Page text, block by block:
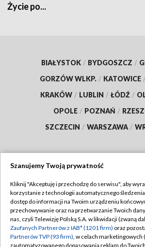
Życie po...
BIAŁYSTOK / BYDGOSZCZ /
GORZÓW WLKP. / KATOWICE
KRAKÓW / LUBLIN / ŁÓDŹ /
OPOLE / POZNAŃ /
SZCZECIN / WARSZAWA /
TVP
Abonament TVP
Emisja w TVP
Centrum informacji TVP
Regulamin TVP
Polityka
Moje zgody
Szanujemy Twoją prywatność
Kliknij "Akceptuję i przechodzę do serwisu", aby
korzystanie z technologii automatycznego
dostęp do informacji na Twoim urządzeniu
przechowywanie oraz na przetwarzanie Twoich
nas, czyli Telewizję Polską S.A. w likwidacji (zwaną
Zaufanych Partnerów z IAB* (1201 firm) oraz
Partnerów TVP (93 firm), w celach marketingowych
zautomatyzowanego dopasowania reklam do